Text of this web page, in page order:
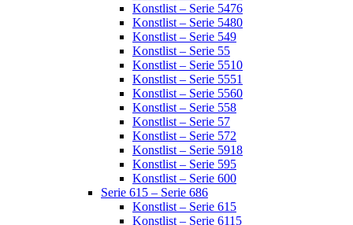
Konstlist – Serie 5476
Konstlist – Serie 5480
Konstlist – Serie 549
Konstlist – Serie 55
Konstlist – Serie 5510
Konstlist – Serie 5551
Konstlist – Serie 5560
Konstlist – Serie 558
Konstlist – Serie 57
Konstlist – Serie 572
Konstlist – Serie 5918
Konstlist – Serie 595
Konstlist – Serie 600
Serie 615 – Serie 686
Konstlist – Serie 615
Konstlist – Serie 6115